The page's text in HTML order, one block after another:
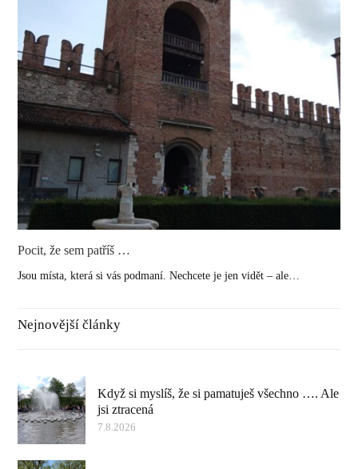
Pocit, že sem patříš …
Jsou místa, která si vás podmaní. Nechcete je jen vidět – ale…
Nejnovější články
Když si myslíš, že si pamatuješ všechno …. Ale
jsi ztracená
7.8.2026